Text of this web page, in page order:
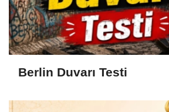
Berlin Duvarı Testi